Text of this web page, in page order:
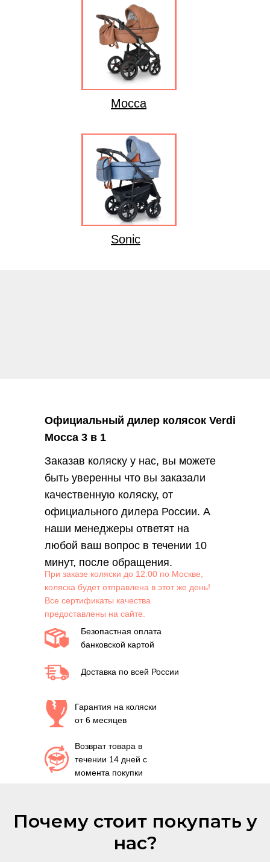
Mocca
Sonic
Официальный дилер колясок Verdi
Mocca 3 в 1
Заказав коляску у нас, вы можете
быть уверенны что вы заказали
качественную коляску, от
официального дилера России. А
наши менеджеры ответят на
любой ваш вопрос в течении 10
минут, после обращения.
При заказе коляски до 12:00 по Москве,
коляска будет отправлена в этот же день!
Все сертификаты качества
предоставлены на сайте.
Возврат товара в
течении 14 дней с
момента покупки
Гарантия на коляски
от 6 месяцев
Безопастная оплата
банковской картой
Доставка по всей России
Почему стоит покупать у
нас?